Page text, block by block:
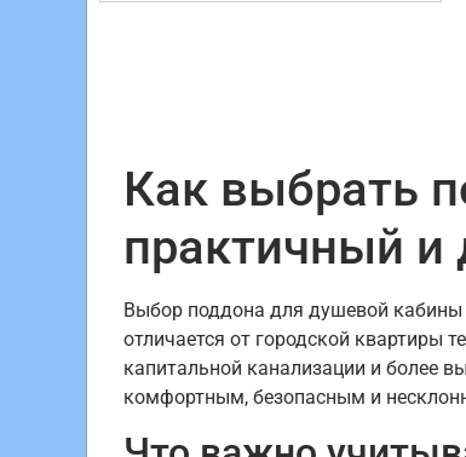
Как выбрать
практичный и
Выбор поддона для душевой кабины
отличается от городской квартиры
капитальной канализации и более
комфортным, безопасным и